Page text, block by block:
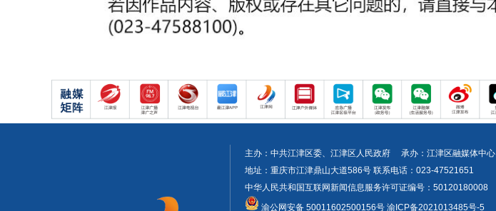
主办：中共江津区委、江津区人民政府 承办：江津区融媒体中心
地址：重庆市江津鼎山大道586号 联系电话：023-47521651
中华人民共和国互联网新闻信息服务许可证编号：50120180008
渝公网安备 50011602500156号 渝ICP备2021013485号-5